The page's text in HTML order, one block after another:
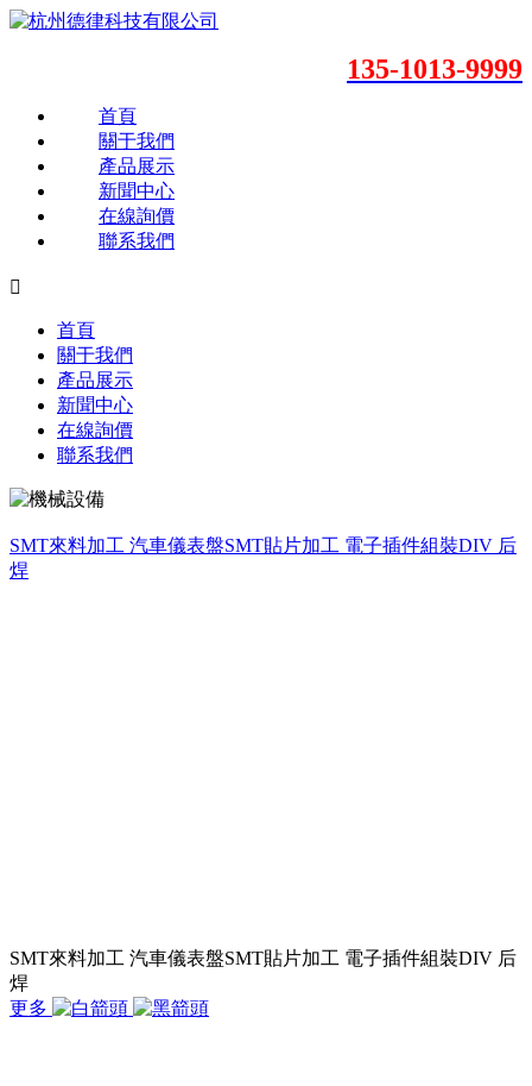
135-1013-9999
首頁
關于我們
產品展示
新聞中心
在線詢價
聯系我們

首頁
關于我們
產品展示
新聞中心
在線詢價
聯系我們
SMT來料加工 汽車儀表盤SMT貼片加工 電子插件組裝DIV 后
焊
SMT來料加工 汽車儀表盤SMT貼片加工 電子插件組裝DIV 后
焊
更多